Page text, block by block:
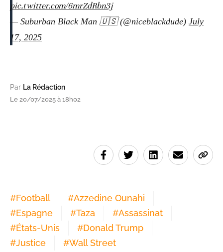
pic.twitter.com/6mrZdRbn3j
— Suburban Black Man 🇺🇸 (@niceblackdude) July
17, 2025
Par La Rédaction
Le 20/07/2025 à 18h02
#Football #Azzedine Ounahi
#Espagne #Taza #Assassinat
#États-Unis #Donald Trump
#Justice #Wall Street